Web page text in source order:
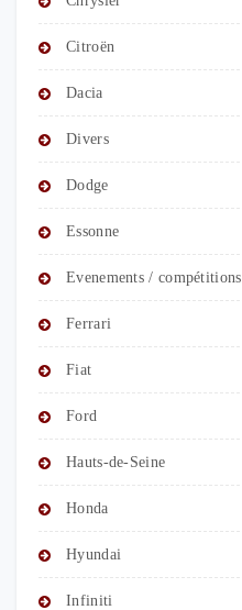
Citroën
Dacia
Divers
Dodge
Essonne
Evenements / compétitions
Ferrari
Fiat
Ford
Hauts-de-Seine
Honda
Hyundai
Infiniti